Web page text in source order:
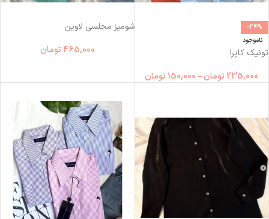
-24%
ناموجود
تونیک کاپرا
235,000 تومان–
150,000 تومان
شوميز مجلسی لاوين
465,000 تومان